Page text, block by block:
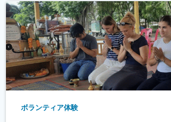
ボランティア体験